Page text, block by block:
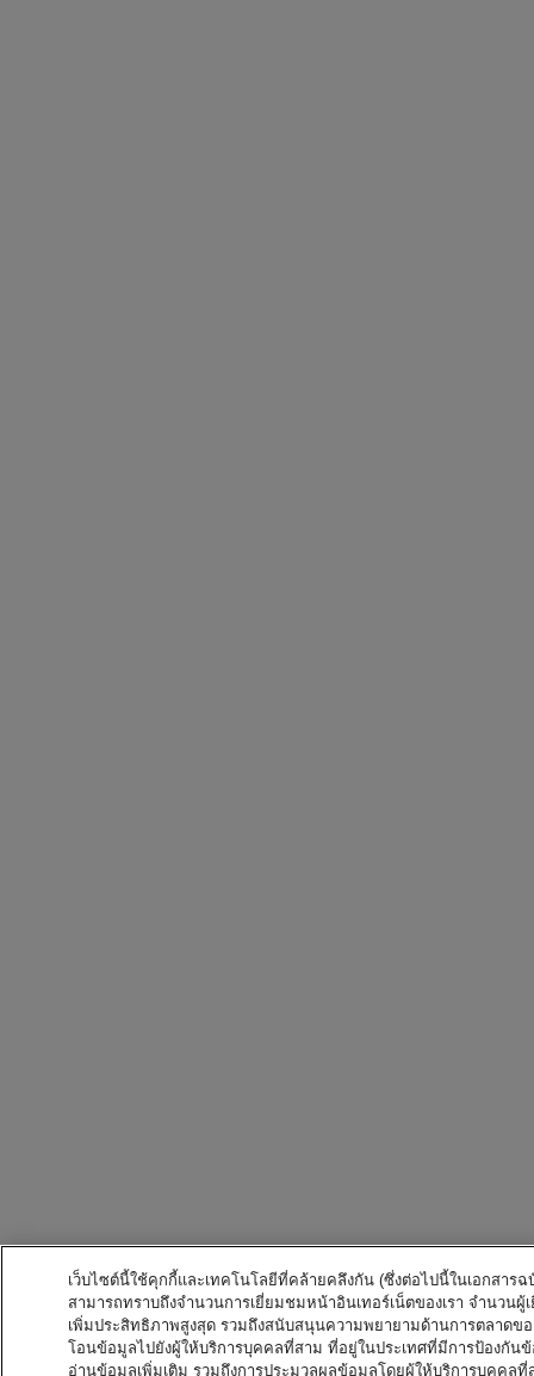
เว็บไซต์นี้ใช้คุกกี้และเทคโนโลยีที่คล้ายคลึงกัน (ซึ่งต่อไปนี้ในเอกสารฉ
สามารถทราบถึงจำนวนการเยี่ยมชมหน้าอินเทอร์เน็ตของเรา จำนวน
เพิ่มประสิทธิภาพสูงสุด รวมถึงสนับสนุนความพยายามด้านการตลาดขอ
โอนข้อมูลไปยังผู้ให้บริการบุคคลที่สาม ที่อยู่ในประเทศที่มีการป้องกัน
อ่านข้อมูลเพิ่มเติม รวมถึงการประมวลผลข้อมูลโดยผู้ให้บริการบุคคล